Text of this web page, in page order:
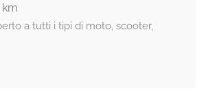
km
a tutti i tipi di moto, scooter,